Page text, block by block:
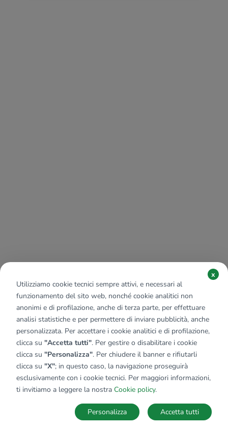
SALVA RICERCA
Utilizziamo cookie tecnici sempre attivi, e necessari al
funzionamento del sito web, nonché cookie analitici non
anonimi e di profilazione, anche di terza parte, per effettuare
analisi statistiche e per permettere di inviare pubblicità, anche
personalizzata. Per accettare i cookie analitici e di profilazione,
clicca su "Accetta tutti". Per gestire o disabilitare i cookie
clicca su "Personalizza". Per chiudere il banner e rifiutarli
clicca su "X"; in questo caso, la navigazione proseguirà
esclusivamente con i cookie tecnici. Per maggiori informazioni,
ti invitiamo a leggere la nostra Cookie policy.
x
Accetta tutti
Personalizza